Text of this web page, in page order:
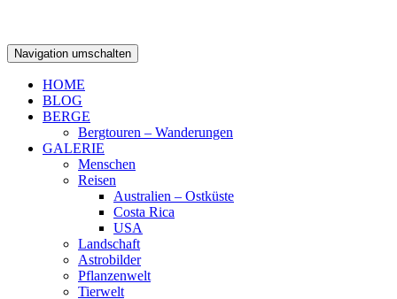
Navigation umschalten
HOME
BLOG
BERGE
Bergtouren – Wanderungen
GALERIE
Menschen
Reisen
Australien – Ostküste
Costa Rica
USA
Landschaft
Astrobilder
Pflanzenwelt
Tierwelt